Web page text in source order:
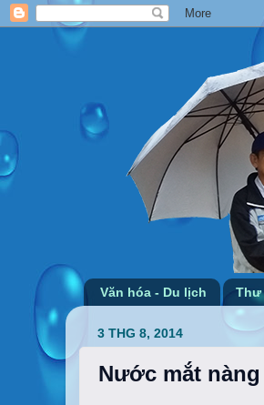
Văn hóa - Du lịch Thư
3 THG 8, 2014
Nước mắt